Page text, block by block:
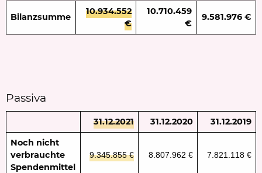
Bilanzsumme
10.934.552
€
10.710.459
€
9.581.976 €
Passiva
31.12.2021 31.12.2020
31.12.2019
Noch nicht
verbrauchte
Spendenmittel
9.345.855 € 8.807.962 € 7.821.118 €